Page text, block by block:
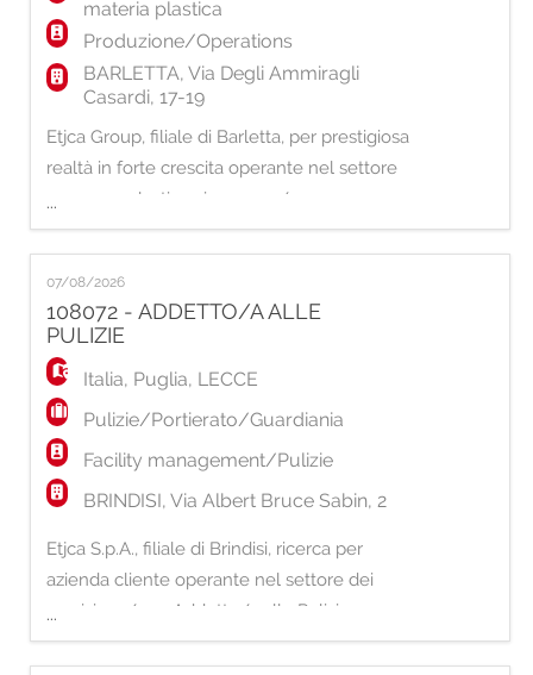
materia plastica
Produzione/Operations
BARLETTA, Via Degli Ammiragli
Casardi, 17-19
Etjca Group, filiale di Barletta, per prestigiosa
realtà in forte crescita operante nel settore
gomma - plastica, ricerca un/una:
RESPONSABILE DI PRODUZIONE La
risorsa si occuperà di: - coordinare e
supervisionare le attività dei reparti
produttivi, assicurando il rispetto dei
programmi di produzione; - pianificare e
monitor
...
07/08/2026
108072 - ADDETTO/A ALLE
PULIZIE
Italia, Puglia, LECCE
Pulizie/Portierato/Guardiania
Facility management/Pulizie
BRINDISI, Via Albert Bruce Sabin, 2
Etjca S.p.A., filiale di Brindisi, ricerca per
azienda cliente operante nel settore dei
servizi, un/una Addetto/a alle Pulizie .
Requisiti richiesti: - Pregressa esperienza nel
...